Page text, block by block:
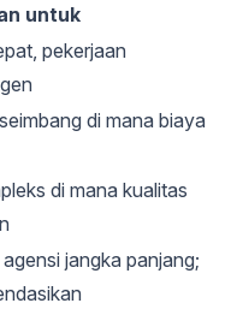
untuk
pekerjaan
di mana biaya
di mana kualitas
jangka panjang;